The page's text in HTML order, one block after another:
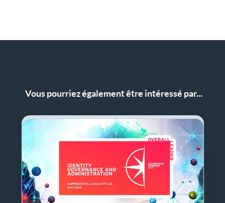
Vous pourriez également être intéressé par...